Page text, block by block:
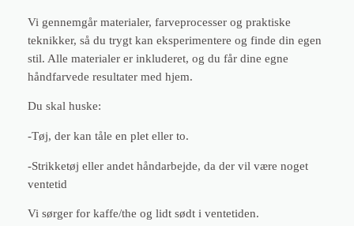
s
1
9
.
k
1
3
3
Vi gennemgår materialer, farveprocesser og praktiske
teknikker, så du trygt kan eksperimentere og finde din egen
stil. Alle materialer er inkluderet, og du får dine egne
håndfarvede resultater med hjem.
Du skal huske:
-Tøj, der kan tåle en plet eller to.
-Strikketøj eller andet håndarbejde, da der vil være noget
ventetid
Vi sørger for kaffe/the og lidt sødt i ventetiden.